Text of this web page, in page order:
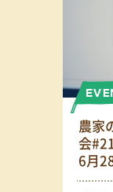
農家
会#21
6月